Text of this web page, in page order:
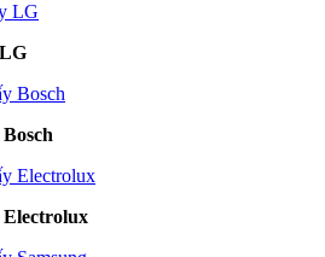
Electrolux